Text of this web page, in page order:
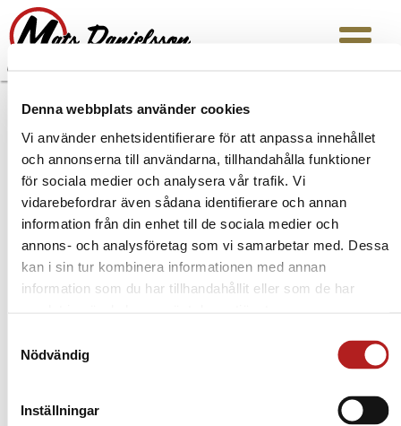
Denna webbplats använder cookies
Vi använder enhetsidentifierare för att anpassa innehållet
och annonserna till användarna, tillhandahålla funktioner
för sociala medier och analysera vår trafik. Vi
vidarebefordrar även sådana identifierare och annan
information från din enhet till de sociala medier och
annons- och analysföretag som vi samarbetar med. Dessa
kan i sin tur kombinera informationen med annan
information som du har tillhandahållit eller som de har
Nödvändig
Inställningar
Copyright © | Er Man AB | Org 556690-7381 |
info@matsdanielsson.se|www.matsdanielsson.se